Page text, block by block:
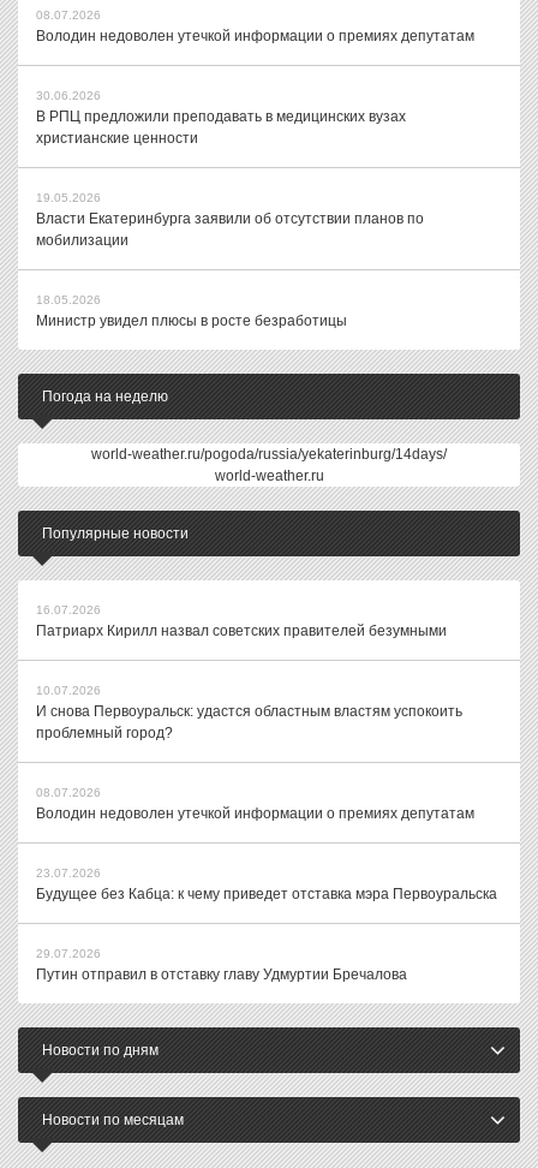
08.07.2026
Володин недоволен утечкой информации о премиях депутатам
30.06.2026
В РПЦ предложили преподавать в медицинских вузах
христианские ценности
19.05.2026
Власти Екатеринбурга заявили об отсутствии планов по
мобилизации
18.05.2026
Министр увидел плюсы в росте безработицы
Погода на неделю
world-weather.ru/pogoda/russia/yekaterinburg/14days/
world-weather.ru
Популярные новости
16.07.2026
Патриарх Кирилл назвал советских правителей безумными
10.07.2026
И снова Первоуральск: удастся областным властям успокоить
проблемный город?
08.07.2026
Володин недоволен утечкой информации о премиях депутатам
23.07.2026
Будущее без Кабца: к чему приведет отставка мэра Первоуральска
29.07.2026
Путин отправил в отставку главу Удмуртии Бречалова
Новости по дням
Новости по месяцам